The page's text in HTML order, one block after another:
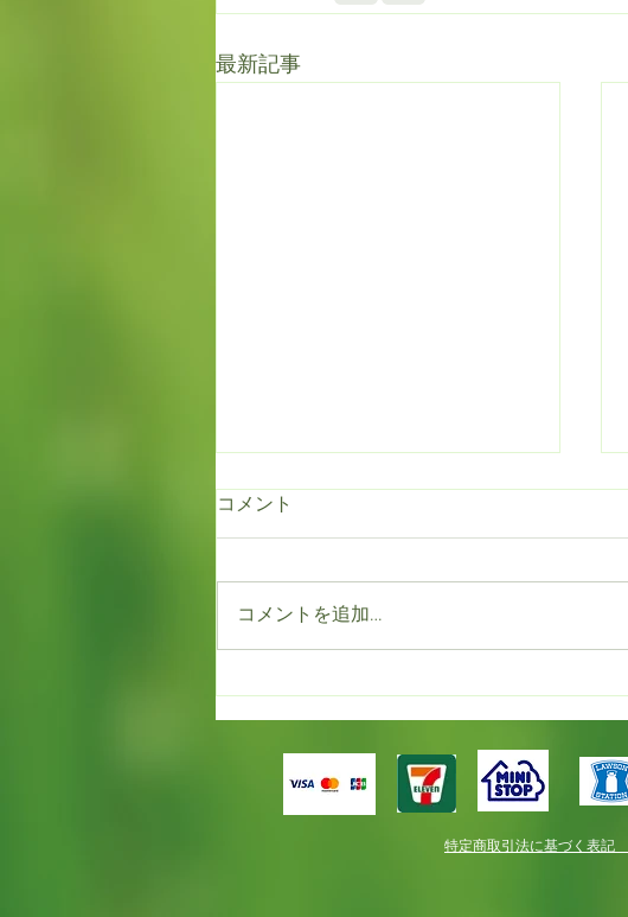
最新記事
新規就農者研修
コメント
コメントを追加…
特定商取引法に基づく表記